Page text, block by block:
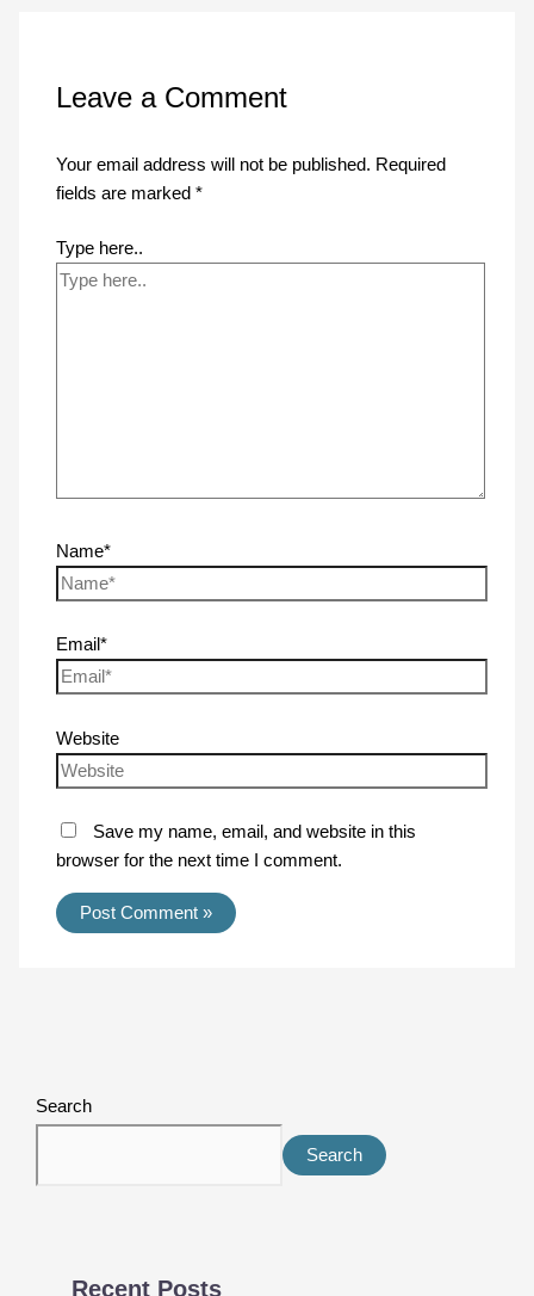
Leave a Comment
Your email address will not be published. Required
fields are marked*
Type here..
Name*
Email*
Website
Save my name, email, and website in this
browser for the next time I comment.
Search
Search
Recent Posts